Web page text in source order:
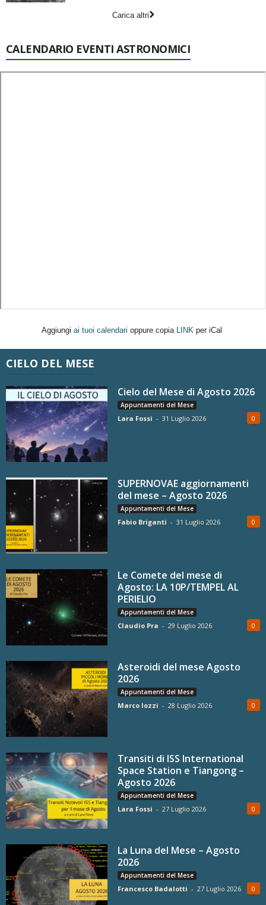
Carica altri
CALENDARIO EVENTI ASTRONOMICI
Aggiungi ai tuoi calendari oppure copia LINK per iCal
CIELO DEL MESE
Cielo del Mese di Agosto 2026
Appuntamenti del Mese
Lara Fossi - 31 Luglio 2026 0
SUPERNOVAE aggiornamenti
del mese – Agosto 2026
Appuntamenti del Mese
Fabio Briganti - 31 Luglio 2026 0
Le Comete del mese di
Agosto: LA 10P/TEMPEL AL
PERIELIO
Appuntamenti del Mese
Claudio Pra - 29 Luglio 2026 0
Asteroidi del mese Agosto
2026
Appuntamenti del Mese
Marco Iozzi - 28 Luglio 2026 0
Transiti di ISS International
Space Station e Tiangong –
Agosto 2026
Appuntamenti del Mese
Lara Fossi - 27 Luglio 2026 0
La Luna del Mese – Agosto
2026
Appuntamenti del Mese
Francesco Badalotti - 27 Luglio 2026 0